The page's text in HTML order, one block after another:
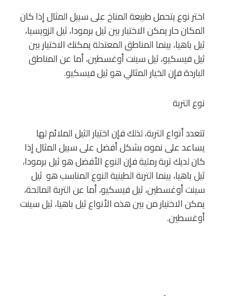
اختر نوع يتحمل طبيعة المناخ على سبيل المثال إذا كان
المكان حار يمكن الاختيار بين ثيل برمودا، ثيل الزويسيا،
ثيل باهيا، بينما المناطق المعتدلة يمكنك الاختيار بين
ثيل فيسكيو، ثيل سينت أوغسطين، أما عن المناطق
الباردة فإن الخيار المثالي هو ثيل فيسكيو.
نوع التربة
تتعدد أنواع التربة، لذلك فإن اختيار الثيل الملائم لها
يساعد على نموه بشكل أفضل على سبيل المثال إذا
كان لديك تربة رملية فإن النوع الأفضل هو ثيل برمودا،
ثيل باهيا، بينما التربة الطينية النوع المناسب هو ثيل
سينت أوغسطين، ثيل فيسكيو، أما عن التربة المالحة،
يمكن الاختيار من بين هذه الأنواع ثيل باهيا، ثيل سينت
أوغسطين.